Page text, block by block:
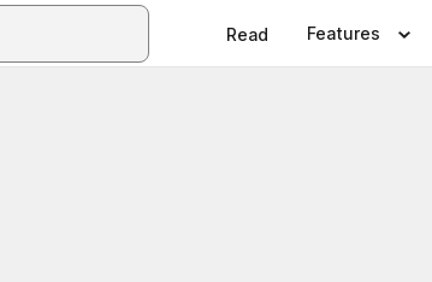
Read Features